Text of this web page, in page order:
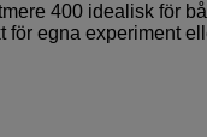
400 idealisk för
för egna experiment